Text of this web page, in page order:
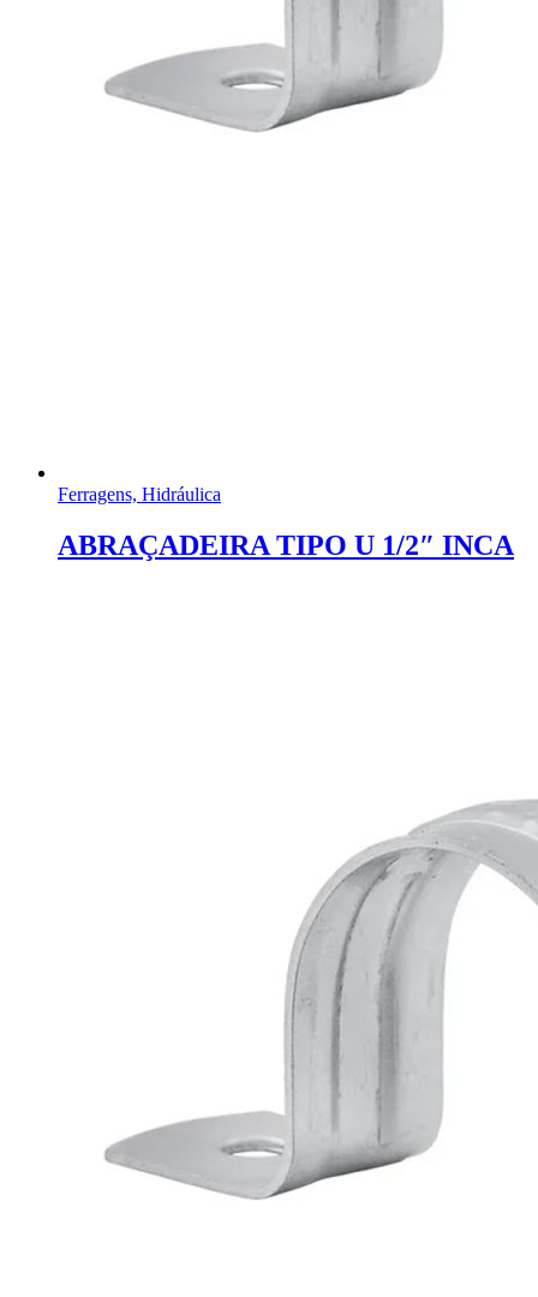
Ferragens, Hidráulica
ABRAÇADEIRA TIPO U 1/2″ INCA